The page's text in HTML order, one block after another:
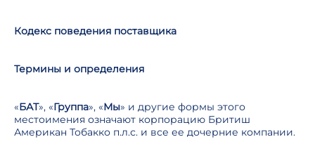
Кодекс поведения поставщика
Термины и определения
«БАТ», «Группа», «Мы» и другие формы этого
местоимения означают корпорацию Бритиш
Американ Тобакко п.л.с. и все ее дочерние компании.